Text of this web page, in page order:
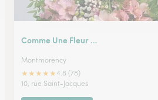
Comme Une Fleur …
Montmorency
★★★★★4.8 (78)
10, rue Saint-Jacques